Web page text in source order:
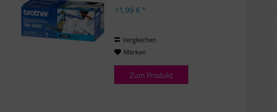
CN, Brother DCP-9042 CDN, Brother
11,99 € *
Vergleichen
Merken
Zum Produkt